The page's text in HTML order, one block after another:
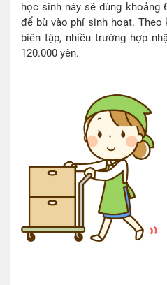
học sinh này sẽ dùng khoảng
để bù vào phí sinh hoạt. Theo
biên tập, nhiều trường hợp
120.000 yên.